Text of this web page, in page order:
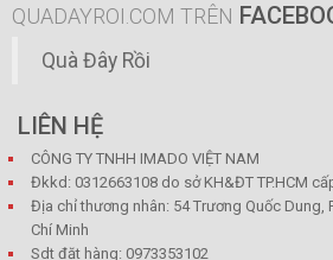
QUADAYROI.COM TRÊN
Quà Đây Rồi
LIÊN HỆ
CÔNG TY TNHH IMADO VIỆT NAM
Đkkd: 0312663108 do sở KH&ĐT TP.HCM
Địa chỉ thương nhân: 54 Trương Quốc Dung,
Chí Minh
Sdt đặt hàng: 0973353102